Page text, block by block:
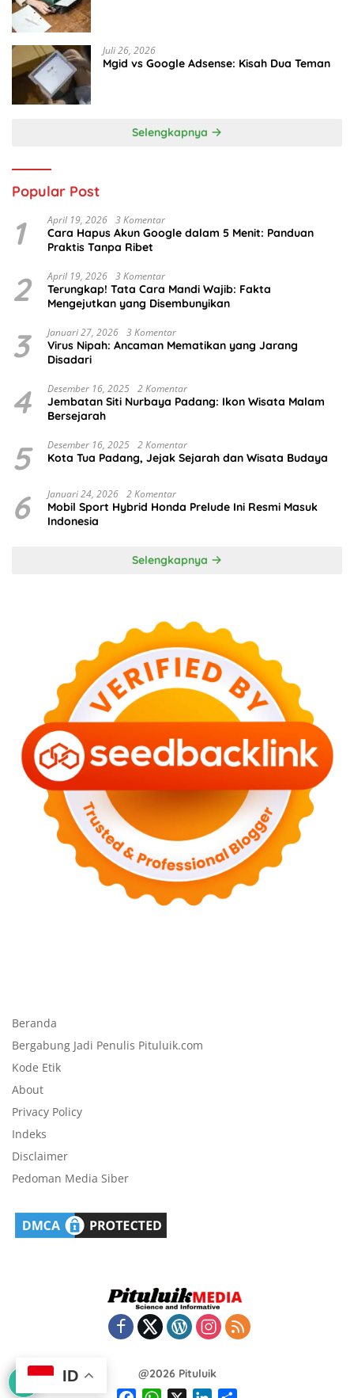
Juli 26, 2026
Mgid vs Google Adsense: Kisah Dua Teman
Selengkapnya
Popular Post
1 April 19, 2026 3 Komentar
Cara Hapus Akun Google dalam 5 Menit: Panduan
Praktis Tanpa Ribet
2 April 19, 2026 3 Komentar
Terungkap! Tata Cara Mandi Wajib: Fakta
Mengejutkan yang Disembunyikan
3 Januari 27, 2026 3 Komentar
Virus Nipah: Ancaman Mematikan yang Jarang
Disadari
4 Desember 16, 2025 2 Komentar
Jembatan Siti Nurbaya Padang: Ikon Wisata Malam
Bersejarah
5 Desember 16, 2025 2 Komentar
Kota Tua Padang, Jejak Sejarah dan Wisata Budaya
6 Januari 24, 2026 2 Komentar
Mobil Sport Hybrid Honda Prelude Ini Resmi Masuk
Indonesia
Selengkapnya
Beranda
Bergabung Jadi Penulis Pituluik.com
Kode Etik
About
Privacy Policy
Indeks
Disclaimer
Pedoman Media Siber
@2026 Pituluik
W
ID